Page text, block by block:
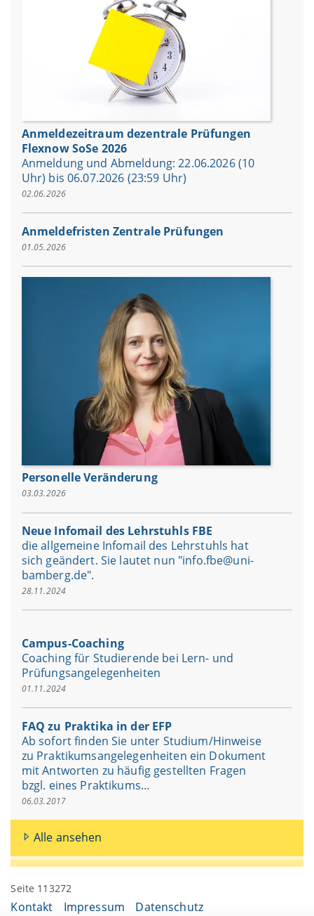
Anmeldezeitraum dezentrale Prüfungen
Flexnow SoSe 2026
Anmeldung und Abmeldung: 22.06.2026 (10
Uhr) bis 06.07.2026 (23:59 Uhr)
02.06.2026
Anmeldefristen Zentrale Prüfungen
01.05.2026
Personelle Veränderung
03.03.2026
Neue Infomail des Lehrstuhls FBE
die allgemeine Infomail des Lehrstuhls hat
sich geändert. Sie lautet nun "info.fbe@uni-
bamberg.de".
28.11.2024
Campus-Coaching
Coaching für Studierende bei Lern- und
Prüfungsangelegenheiten
01.11.2024
FAQ zu Praktika in der EFP
Ab sofort finden Sie unter Studium/Hinweise
zu Praktikumsangelegenheiten ein Dokument
mit Antworten zu häufig gestellten Fragen
bzgl. eines Praktikums…
06.03.2017
Alle ansehen
Seite 113272
Kontakt Impressum Datenschutz